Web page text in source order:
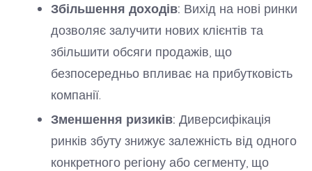
Збільшення доходів: Вихід на нові ринки
дозволяє залучити нових клієнтів та
збільшити обсяги продажів, що
безпосередньо впливає на прибутковість
компанії.
Зменшення ризиків: Диверсифікація
ринків збуту знижує залежність від одного
конкретного регіону або сегменту, що